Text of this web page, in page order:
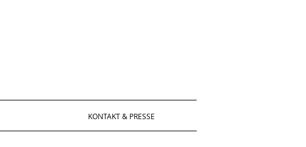
KONTAKT & PRESSE